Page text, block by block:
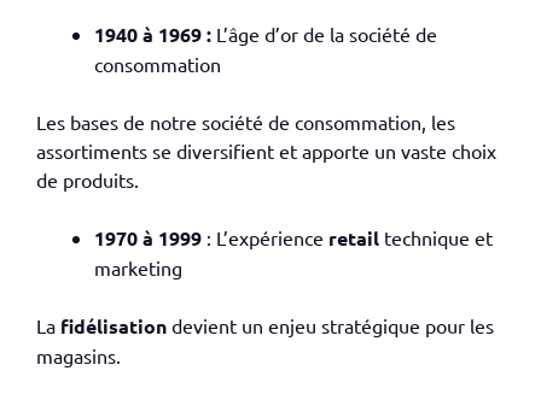
1940 à 1969 : L’âge d’or de la société de
consommation
Les bases de notre société de consommation, les
assortiments se diversifient et apporte un vaste choix
de produits.
1970 à 1999 : L’expérience retail technique et
marketing
La fidélisation devient un enjeu stratégique pour les
magasins.